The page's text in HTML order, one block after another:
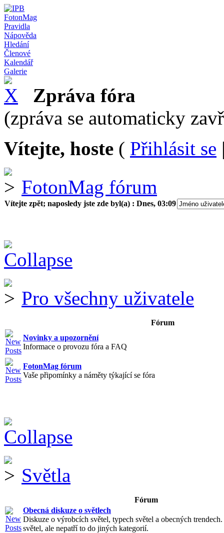
FotonMag
Pravidla
Nápověda
Hledání
Členové
Kalendář
Galerie
Zpráva fóra
(zpráva se automaticky
Vítejte, hoste ( Přihlásit se
FotonMag fórum
Vítejte zpět; naposledy jste zde byl(a) : Dnes, 03:09
Pro všechny uživatele
Fórum
Novinky a upozornění
Informace o provozu fóra a FAQ
FotonMag fórum
Vaše připomínky a náměty týkající se fóra
Světla
Fórum
Obecná diskuze o světlech
Diskuze o výrobcích světel, typech světel a obecných
světel, ale nepatří to do jiných kategorií.